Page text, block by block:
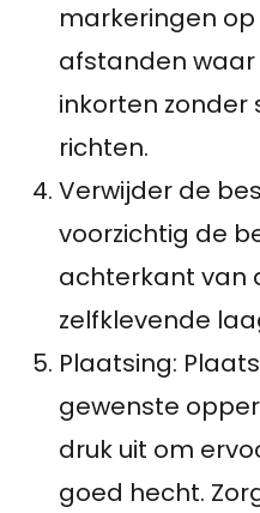
markeringen
afstanden waar
inkorten
richten.
Verwijder de
voorzichtig de
achterkant van
zelfklevende
Plaatsing:
gewenste
druk uit om
goed hecht.